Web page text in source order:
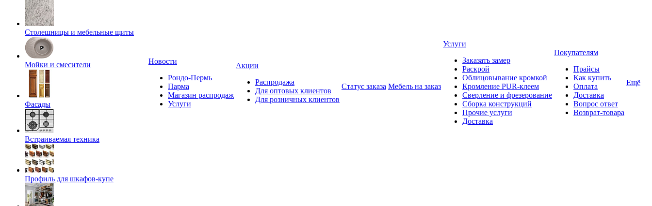
Столешницы и мебельные щиты
Мойки и смесители
Фасады
Встраиваемая техника
Профиль для шкафов-купе
Новости
Рондо-Пермь
Парма
Магазин распродаж
Услуги
Акции
Распродажа
Для оптовых клиентов
Для розничных клиентов
Статус заказа Мебель на заказ
Услуги
Заказать замер
Раскрой
Облицовывание кромкой
Кромление PUR-клеем
Сверление и фрезерование
Сборка конструкций
Прочие услуги
Доставка
Покупателям
Прайсы
Как купить
Оплата
Доставка
Вопрос ответ
Возврат-товара
Ещё